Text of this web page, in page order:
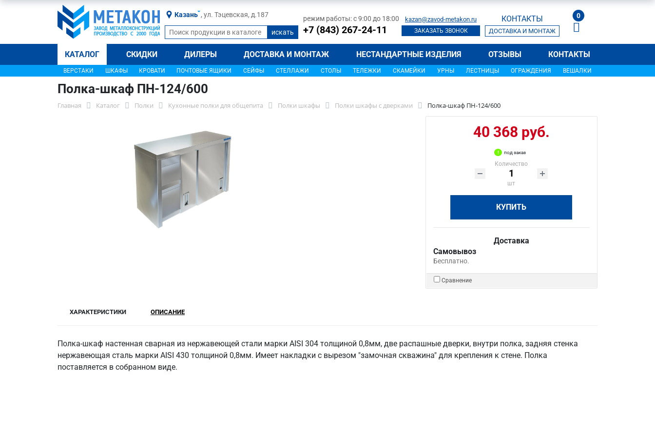
Казань , ул. Тэцевская, д.187 режим работы: с 9:00 до 18:00
+7 (843) 267-24-11
kazan@zavod-metakon.ru
ЗАКАЗАТЬ ЗВОНОК
КОНТАКТЫ
ДОСТАВКА И МОНТАЖ
0
КАТАЛОГ СКИДКИ ДИЛЕРЫ ДОСТАВКА И МОНТАЖ НЕСТАНДАРТНЫЕ ИЗДЕЛИЯ ОТЗЫВЫ КОНТАКТЫ
ВЕРСТАКИ ШКАФЫ КРОВАТИ ПОЧТОВЫЕ ЯЩИКИ СЕЙФЫ СТЕЛЛАЖИ СТОЛЫ ТЕЛЕЖКИ СКАМЕЙКИ УРНЫ ЛЕСТНИЦЫ ОГРАЖДЕНИЯ ВЕШАЛКИ
Полка-шкаф ПН-124/600
Главная Каталог Полки Кухонные полки для общепита Полки шкафы Полки шкафы с дверками Полка-шкаф ПН-124/600
40 368 руб.
под заказ
Количество
шт
КУПИТЬ
Доставка
Самовывоз
Бесплатно.
Сравнение
ХАРАКТЕРИСТИКИ ОПИСАНИЕ
Полка-шкаф настенная сварная из нержавеющей стали марки AISI 304 толщиной 0,8мм, две распашные дверки, внутри полка, задняя стенка
нержавеющая сталь марки AISI 430 толщиной 0,8мм. Имеет накладки с вырезом "замочная скважина" для крепления к стене. Полка
поставляется в собранном виде.